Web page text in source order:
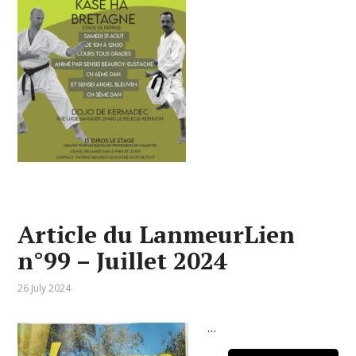
Article du LanmeurLien
n°99 – Juillet 2024
26 July 2024
…